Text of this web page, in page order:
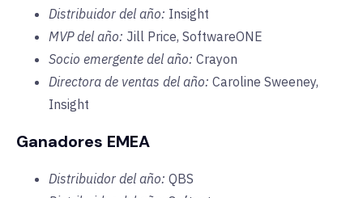
Distribuidor del año: Insight
MVP del año: Jill Price, SoftwareONE
Socio emergente del año: Crayon
Directora de ventas del año: Caroline Sweeney,
Insight
Ganadores EMEA
Distribuidor del año: QBS